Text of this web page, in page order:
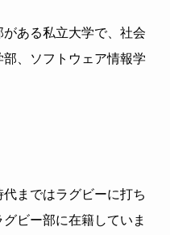
ある私立大学で、社会
、ソフトウェア情報学
まではラグビーに打ち
ビー部に在籍していま